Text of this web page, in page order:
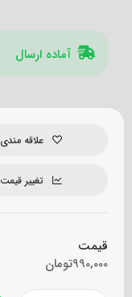
آماده ارسال
علاقه مندی
تغییر قیمت
قیمت
تومان990,000